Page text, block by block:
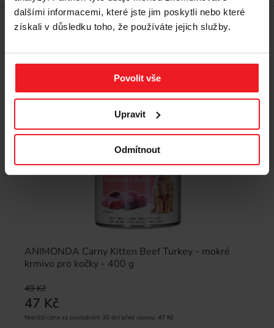
dalšími informacemi, které jste jim poskytli nebo které
získali v důsledku toho, že používáte jejich služby.
Povolit vše
Upravit
Odmítnout
ANIMONDA Carny Kitten Beef Turkey - mokré
krmivo pro kočky - 400 g
49 Kč
47 Kč
Nejnižší cena za posledních 30 dní před slevou: 47 Kč